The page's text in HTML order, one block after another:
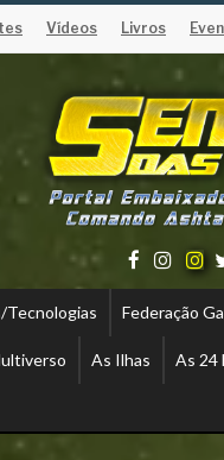
Vídeos Livros
Tecnologias Federação
As Ilhas As 24